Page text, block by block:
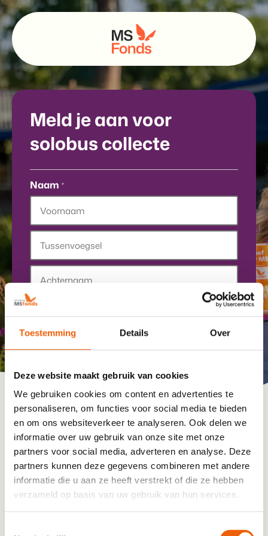
Toestemming Details Over
Deze website maakt gebruik van cookies
We gebruiken cookies om content en advertenties te
personaliseren, om functies voor social media te bieden
en om ons websiteverkeer te analyseren. Ook delen we
informatie over uw gebruik van onze site met onze
partners voor social media, adverteren en analyse. Deze
partners kunnen deze gegevens combineren met andere
informatie die u aan ze heeft verstrekt of die ze hebben
verzameld op basis van uw gebruik van hun services.
Meld je aan voor
solobus collecte
Naam *
Voornaam
Tussenvoegsel
Achternaam
E-mailadres*
E-mailadres gebruiken we om je een bevestiging
Collecteweek.
Enter Email
Confirm Email
Akkoord op de pilot van het MS Fonds*